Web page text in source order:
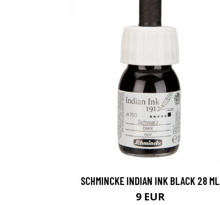
SCHMINCKE INDIAN INK BLACK 28 ML
9 EUR